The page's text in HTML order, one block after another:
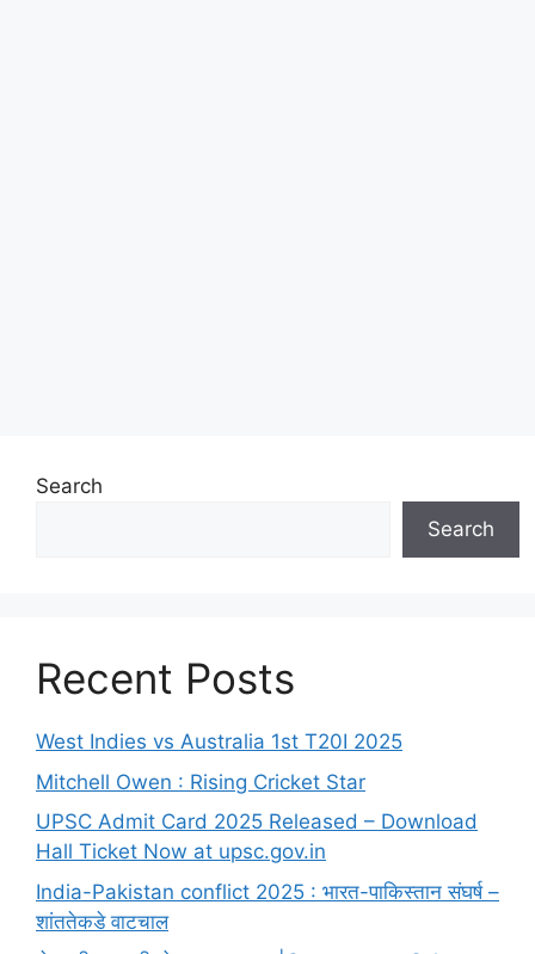
Search
Search
Recent Posts
West Indies vs Australia 1st T20I 2025
Mitchell Owen : Rising Cricket Star
UPSC Admit Card 2025 Released – Download
Hall Ticket Now at upsc.gov.in
India-Pakistan conflict 2025 : भारत-पाकिस्तान संघर्ष –
शांततेकडे वाटचाल